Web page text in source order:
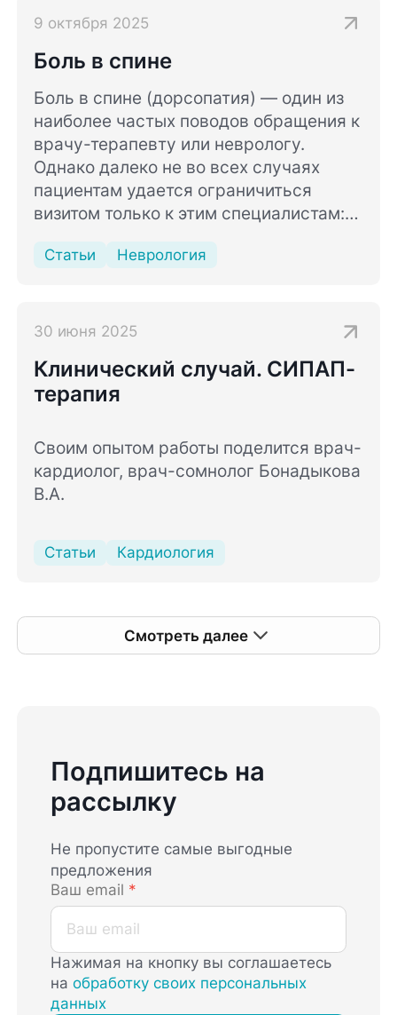
9 октября 2025
Боль в спине
Боль в спине (дорсопатия) — один из
наиболее частых поводов обращения к
врачу-терапевту или неврологу.
Однако далеко не во всех случаях
пациентам удается ограничиться
визитом только к этим специалистам:
спины не всегда связаны только с
В данной статье будут даны ответы на
неврологам и терапевтам: почему
болит спина?
Статьи Неврология
30 июня 2025
Клинический случай. СИПАП-
терапия
Своим опытом работы поделится врач-
кардиолог, врач-сомнолог Бонадыкова
В.А.
Статьи Кардиология
Смотреть далее
Подпишитесь на
рассылку
Не пропустите самые выгодные
предложения
Ваш email *
Нажимая на кнопку вы соглашаетесь
наобработку своих персональных
данных